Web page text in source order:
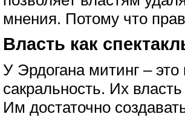
мнения. Потому что прав
Власть как
У Эрдогана митинг –
сакральность. Их
Им достаточно